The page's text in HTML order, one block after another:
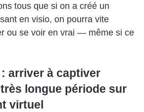
tous que si on a créé un
en visio, on pourra vite
ou se voir en vrai — même si ce
arriver à captiver
longue période sur
virtuel